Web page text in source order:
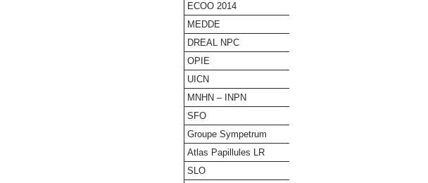
ECOO 2014
MEDDE
DREAL NPC
OPIE
UICN
MNHN – INPN
SFO
Groupe Sympetrum
Atlas Papillules LR
SLO